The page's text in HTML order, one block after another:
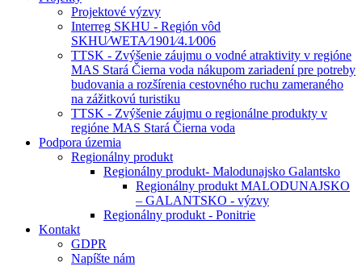
Projektové výzvy
Interreg SKHU - Región vôd
SKHU⁄WETA⁄1901⁄4.1⁄006
TTSK - Zvýšenie záujmu o vodné atraktivity v regióne
MAS Stará Čierna voda nákupom zariadení pre potreby
budovania a rozšírenia cestovného ruchu zameraného
na zážitkovú turistiku
TTSK - Zvýšenie záujmu o regionálne produkty v
regióne MAS Stará Čierna voda
Podpora územia
Regionálny produkt
Regionálny produkt- Malodunajsko Galantsko
Regionálny produkt MALODUNAJSKO
– GALANTSKO - výzvy
Regionálny produkt - Ponitrie
Kontakt
GDPR
Napíšte nám